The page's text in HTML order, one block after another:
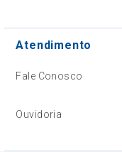
Atendimento
Fale Conosco
Ouvidoria